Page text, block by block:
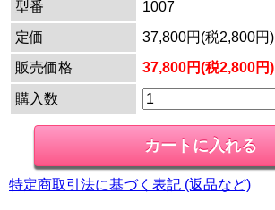
型番
1007
定価
37,800円(税2,800円)
販売価格
37,800円(税2,800円)
購入数
特定商取引法に基づく表記 (返品など)